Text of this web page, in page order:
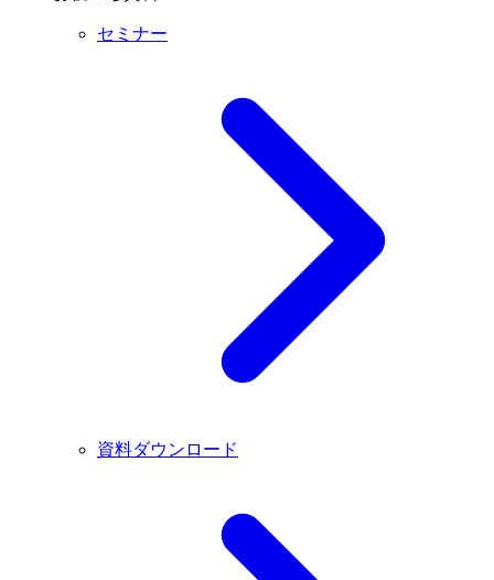
セミナー
資料ダウンロード